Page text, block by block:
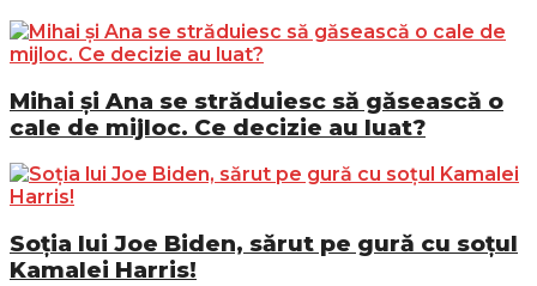
Mihai și Ana se străduiesc să găsească o
cale de mijloc. Ce decizie au luat?
Soția lui Joe Biden, sărut pe gură cu soțul
Kamalei Harris!